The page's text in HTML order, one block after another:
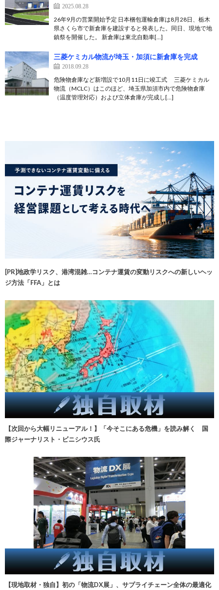
2025.08.28
26年9月の営業開始予定 日本梱包運輸倉庫は8月28日、栃木
県さくら市で新倉庫を建設すると発表した。同日、現地で地
鎮祭を開催した。 新倉庫は東北自動車[…]
三菱ケミカル物流が埼玉・加須に新倉庫を完成
2018.09.28
危険物倉庫など新増設で10月11日に竣工式 三菱ケミカル
物流（MCLC）はこのほど、埼玉県加須市内で危険物倉庫
（温度管理対応）および立体倉庫が完成し[…]
[PR]地政学リスク、港湾混雑…コンテナ運賃の変動リスクへの新しいヘッ
ジ方法「FFA」とは
【次回から大幅リニューアル！】「今そこにある危機」を読み解く 国
際ジャーナリスト・ビニシウス氏
【現地取材・独自】初の「物流DX展」、サプライチェーン全体の最適化